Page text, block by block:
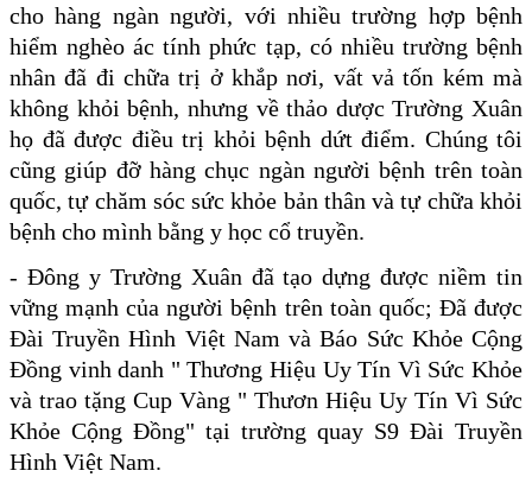
cho hàng ngàn người, với nhiều trường hợp bệnh
hiểm nghèo ác tính phức tạp, có nhiều trường bệnh
nhân đã đi chữa trị ở khắp nơi, vất vả tốn kém mà
không khỏi bệnh, nhưng về thảo dược Trường Xuân
họ đã được điều trị khỏi bệnh dứt điểm. Chúng tôi
cũng giúp đỡhàng chục ngàn người bệnh trên toàn
quốc, tự chăm sóc sức khỏe bản thân và tự chữa khỏi
bệnh cho mình bằng y học cổ truyền.
- Đông y Trường Xuân đã tạo dựng được niềm tin
vững mạnh của người bệnh trên toàn quốc; Đã được
Đài Truyền Hình Việt Nam và Báo Sức Khỏe Cộng
Đồng vinh danh " Thương Hiệu Uy Tín Vì Sức Khỏe
và trao tặng Cup Vàng " Thươn Hiệu Uy Tín Vì Sức
Khỏe Cộng Đồng" tại trường quay S9 Đài Truyền
Hình Việt Nam.